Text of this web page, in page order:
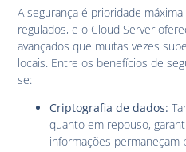
A segurança é prioridade
regulados, e o Cloud Server
avançados que muitas vezes
locais. Entre os benefícios de
se:
Criptografia de dados:
quanto em repouso,
informações permaneçam